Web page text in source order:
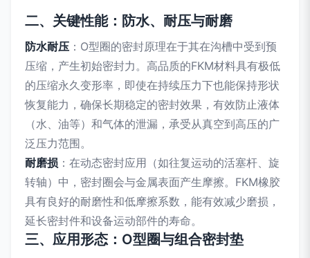
二、关键性能：防水、耐压与耐磨
防水耐压 ：O型圈的密封原理在于其在沟槽中受到预
压缩，产生初始密封力。高品质的FKM材料具有极低
的压缩永久变形率，即使在持续压力下也能保持形状
恢复能力，确保长期稳定的密封效果，有效防止液体
（水、油等）和气体的泄漏，承受从真空到高压的广
泛压力范围。
耐磨损 ：在动态密封应用（如往复运动的活塞杆、旋
转轴）中，密封圈会与金属表面产生摩擦。FKM橡胶
具有良好的耐磨性和低摩擦系数，能有效减少磨损，
延长密封件和设备运动部件的寿命。
三、应用形态：O型圈与组合密封垫